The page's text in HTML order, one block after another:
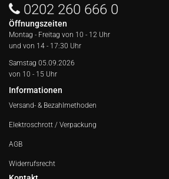
0202 260 666 0
Öffnungszeiten
Montag - Freitag von 10 - 12 Uhr
und von 14 - 17:30 Uhr
Samstag 05.09.2026
von 10 - 15 Uhr
Informationen
Versand- & Bezahlmethoden
Elektroschrott / Verpackung
AGB
Widerrufsrecht